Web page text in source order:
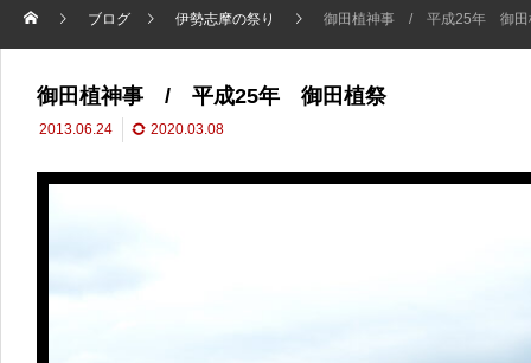
ブログ 伊勢志摩の祭り 御田植神事 / 平成25年 御田
御田植神事 / 平成25年 御田植祭
2013.06.24 2020.03.08